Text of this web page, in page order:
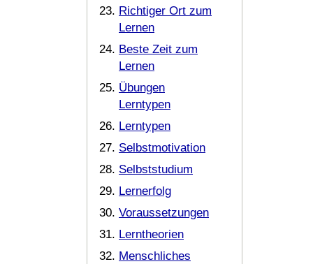
Richtiger Ort zum
Lernen
Beste Zeit zum
Lernen
Übungen
Lerntypen
Lerntypen
Selbstmotivation
Selbststudium
Lernerfolg
Voraussetzungen
Lerntheorien
Menschliches